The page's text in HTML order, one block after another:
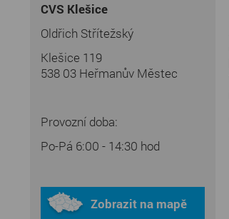
CVS Klešice
Oldřich Střítežský
Klešice 119
538 03 Heřmanův Městec
Provozní doba:
Po-Pá 6:00 - 14:30 hod
Zobrazit na mapě